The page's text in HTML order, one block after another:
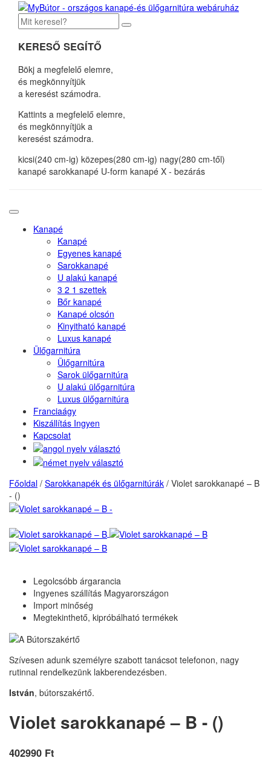
KERESŐ SEGÍTŐ
Bökj a megfelelő elemre,
és megkönnyítjük
a keresést számodra.
Kattints a megfelelő elemre,
és megkönnyítjük a
keresést számodra.
kicsi(240 cm-ig) közepes(280 cm-ig) nagy(280 cm-től)
kanapé sarokkanapé U-form kanapé X - bezárás
Kanapé
Kanapé
Egyenes kanapé
Sarokkanapé
U alakú kanapé
3 2 1 szettek
Bőr kanapé
Kanapé olcsón
Kinyitható kanapé
Luxus kanapé
Ülőgarnitúra
Ülőgarnitúra
Sarok ülőgarnitúra
U alakú ülőgarnitúra
Luxus ülőgarnitúra
Franciaágy
Kiszállítás Ingyen
Kapcsolat
Főoldal / Sarokkanapék és ülőgarnitúrák / Violet sarokkanapé – B
- ()
Legolcsóbb árgarancia
Ingyenes szállítás Magyarországon
Import minőség
Megtekinthető, kipróbálható termékek
Szívesen adunk személyre szabott tanácsot telefonon, nagy
rutinnal rendelkezünk lakberendezésben.
István, bútorszakértő.
Violet sarokkanapé – B - ()
402990 Ft